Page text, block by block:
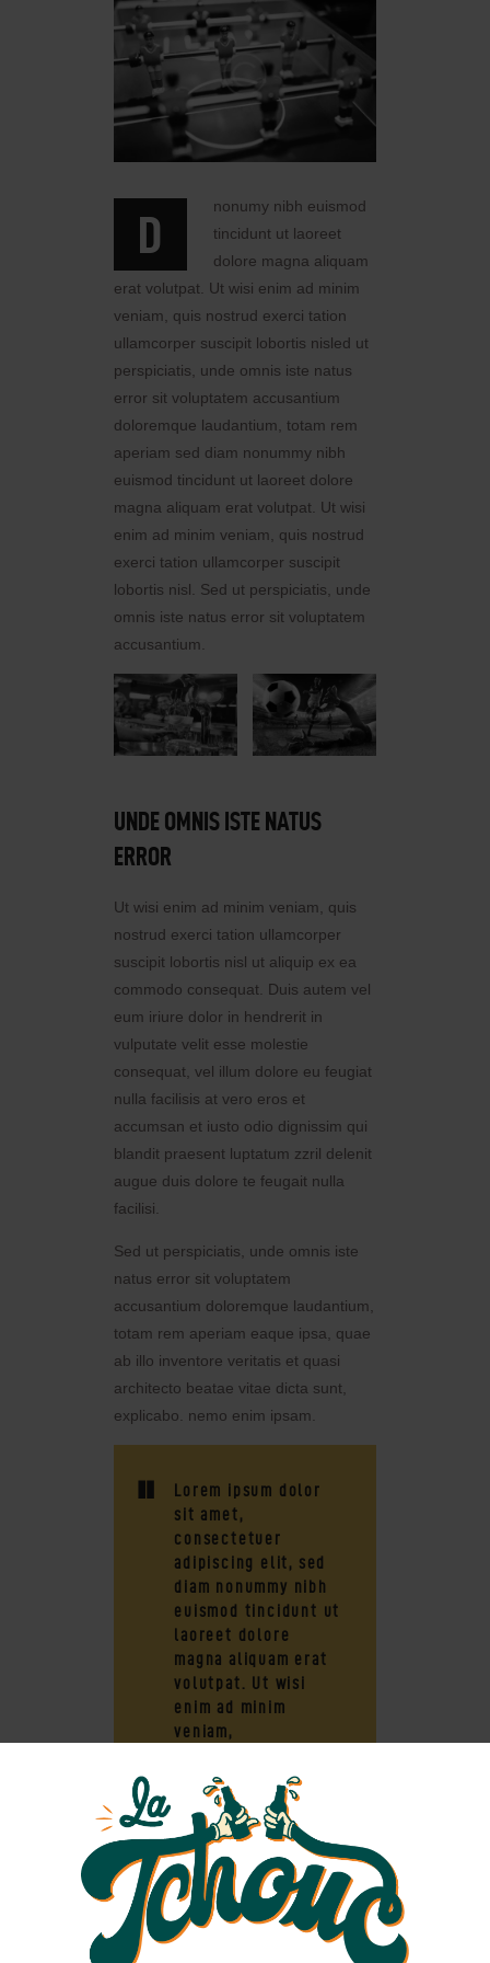
D
nonumy nibh euismod
tincidunt ut laoreet
dolore magna aliquam
erat volutpat. Ut wisi enim ad minim
veniam, quis nostrud exerci tation
ullamcorper suscipit lobortis nisled ut
perspiciatis, unde omnis iste natus
error sit voluptatem accusantium
doloremque laudantium, totam rem
aperiam sed diam nonummy nibh
euismod tincidunt ut laoreet dolore
magna aliquam erat volutpat. Ut wisi
enim ad minim veniam, quis nostrud
exerci tation ullamcorper suscipit
lobortis nisl. Sed ut perspiciatis, unde
omnis iste natus error sit voluptatem
accusantium.
UNDE OMNIS ISTE NATUS
ERROR
Ut wisi enim ad minim veniam, quis
nostrud exerci tation ullamcorper
suscipit lobortis nisl ut aliquip ex ea
commodo consequat. Duis autem vel
eum iriure dolor in hendrerit in
vulputate velit esse molestie
consequat, vel illum dolore eu feugiat
nulla facilisis at vero eros et
accumsan et iusto odio dignissim qui
blandit praesent luptatum zzril delenit
augue duis dolore te feugait nulla
facilisi.
Sed ut perspiciatis, unde omnis iste
natus error sit voluptatem
accusantium doloremque laudantium,
totam rem aperiam eaque ipsa, quae
ab illo inventore veritatis et quasi
architecto beatae vitae dicta sunt,
explicabo. nemo enim ipsam.
Lorem ipsum dolor
sit amet,
consectetuer
adipiscing elit, sed
diam nonummy nibh
euismod tincidunt ut
laoreet dolore
magna aliquam erat
volutpat. Ut wisi
enim ad minim
veniam,
MARK STIVENS
Lorem ipsum dolor sit amet,
consectetuer adipiscing elit, sed diam
nonummy nibh euismod tincidunt ut
laoreet dolore magna aliquam erat